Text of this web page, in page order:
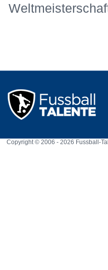
Copyright © 2006 - 2026 Fussball-